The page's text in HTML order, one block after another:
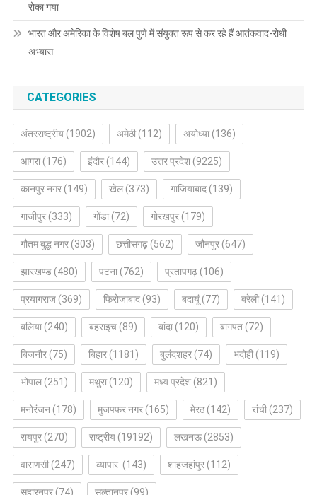
रोका गया
भारत और अमेरिका के विशेष बल पुणे में संयुक्त रूप से कर रहे हैं आतंकवाद-रोधी
अभ्यास
CATEGORIES
अंतरराष्ट्रीय(1902) अमेठी(112) अयोध्या(136)
आगरा(176) इंदौर(144) उत्तर प्रदेश(9225)
कानपुर नगर(149) खेल(373) गाजियाबाद(139)
गाजीपुर(333) गोंडा(72) गोरखपुर(179)
गौतम बुद्ध नगर(303) छत्तीसगढ़(562) जौनपुर(647)
झारखण्ड(480) पटना(762) प्रतापगढ़(106)
प्रयागराज(369) फिरोजाबाद(93) बदायूं(77) बरेली(141)
बलिया(240) बहराइच(89) बांदा(120) बागपत(72)
बिजनौर(75) बिहार(1181) बुलंदशहर(74) भदोही(119)
भोपाल(251) मथुरा(120) मध्य प्रदेश(821)
मनोरंजन(178) मुजफ्फर नगर(165) मेरठ(142) रांची(237)
रायपुर(270) राष्ट्रीय(19192) लखनऊ(2853)
वाराणसी(247) व्यापार (143) शाहजहांपुर(112)
सहारनपुर(74) सुल्तानपुर(99)